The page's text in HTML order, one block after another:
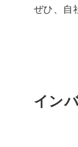
ぜひ、自
イン